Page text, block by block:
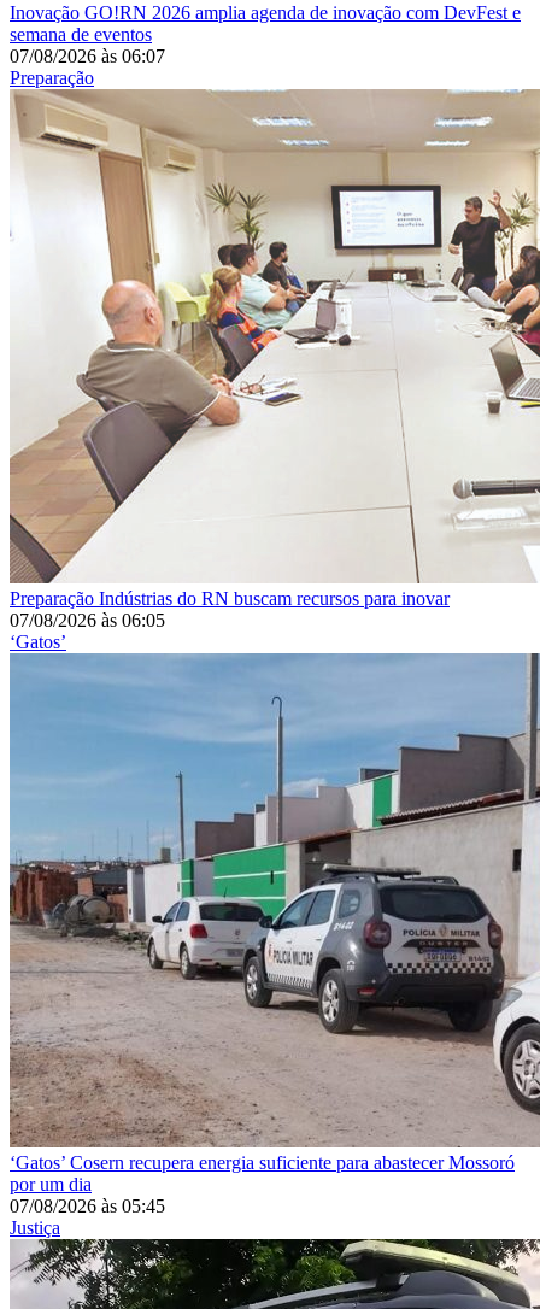
Inovação GO!RN 2026 amplia agenda de inovação com DevFest e
semana de eventos
07/08/2026 às 06:07
Preparação
Preparação Indústrias do RN buscam recursos para inovar
07/08/2026 às 06:05
‘Gatos’
‘Gatos’ Cosern recupera energia suficiente para abastecer Mossoró
por um dia
07/08/2026 às 05:45
Justiça